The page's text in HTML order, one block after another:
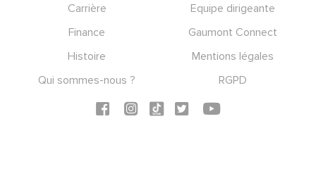
Carrière
Equipe dirigeante
Finance
Gaumont Connect
Histoire
Mentions légales
Qui sommes-nous ?
RGPD
Social icons